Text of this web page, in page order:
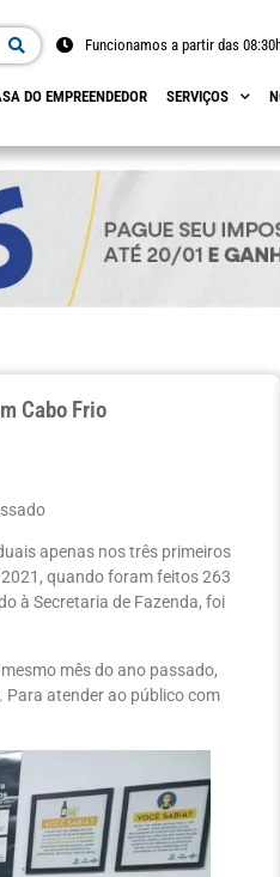
Funcionamos a partir das
DO EMPREENDEDOR SERVIÇOS
Cabo Frio
apenas nos três primeiros
quando foram feitos 263
à Secretaria de Fazenda, foi
mês do ano passado,
atender ao público com